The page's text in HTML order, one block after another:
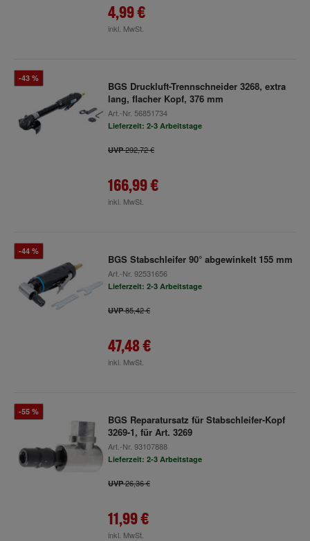
4,99 €
inkl. MwSt.
-43 %
BGS Druckluft-Trennschneider 3268, extra
lang, flacher Kopf, 376 mm
Art.-Nr. 56851734
Lieferzeit: 2-3 Arbeitstage
UVP292,72 €
166,99 €
inkl. MwSt.
-44 %
BGS Stabschleifer 90° abgewinkelt 155 mm
Art.-Nr. 92531656
Lieferzeit: 2-3 Arbeitstage
UVP85,42 €
47,48 €
inkl. MwSt.
-55 %
BGS Reparatursatz für Stabschleifer-Kopf
3269-1, für Art. 3269
Art.-Nr. 93107888
Lieferzeit: 2-3 Arbeitstage
UVP26,36 €
11,99 €
inkl. MwSt.